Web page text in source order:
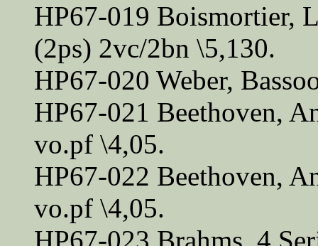
HP67-019 Boismortier,
(2ps) 2vc/2bn \5,130.
HP67-020 Weber,
HP67-021 Beethoven,
vo.pf \4,05.
HP67-022 Beethoven,
vo.pf \4,05.